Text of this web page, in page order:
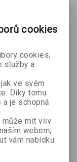
cookies
cookies,
služby a
ve svém
Díky tomu
je schopná
může mít vliv
webem,
vám nabídku